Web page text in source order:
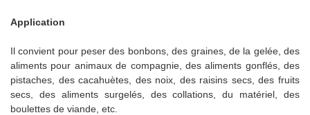
Application
Il convient pour peser des bonbons, des graines, de la gelée, des
aliments pour animaux de compagnie, des aliments gonflés, des
pistaches, des cacahuètes, des noix, des raisins secs, des fruits
secs, des aliments surgelés, des collations, du matériel, des
boulettes de viande, etc.